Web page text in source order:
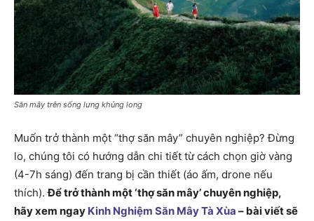
Săn mây trên sống lưng khủng long
Muốn trở thành một “thợ săn mây” chuyên nghiệp? Đừng
lo, chúng tôi có hướng dẫn chi tiết từ cách chọn giờ vàng
(4-7h sáng) đến trang bị cần thiết (áo ấm, drone nếu
thích).Để trở thành một ‘thợ săn mây’ chuyên nghiệp,
hãy xem ngay Kinh Nghiệm Săn Mây Tà Xùa – bài viết sẽ